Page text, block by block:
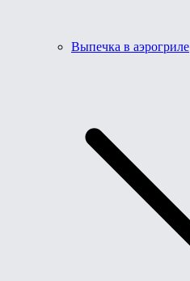
Выпечка в аэрогриле